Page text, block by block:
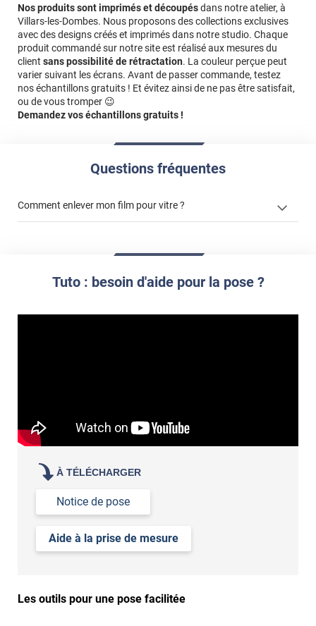
Nos produits sont imprimés et découpésdans notre atelier, à
Villars-les-Dombes. Nous proposons des collections exclusives
avec des designs créés et imprimés dans notre studio. Chaque
produit commandé sur notre site est réalisé aux mesures du
client sans possibilité de rétractation. La couleur perçue peut
varier suivant les écrans. Avant de passer commande, testez
nos échantillons gratuits ! Et évitez ainsi de ne pas être satisfait,
ou de vous tromper 😉
Demandez vos échantillons gratuits !
Questions fréquentes
Comment enlever mon film pour vitre ?
enlever et stocker
Tuto : besoin d'aide pour la pose ?
À TÉLÉCHARGER
Notice de pose
Aide à la prise de mesure
Les outils pour une pose facilitée